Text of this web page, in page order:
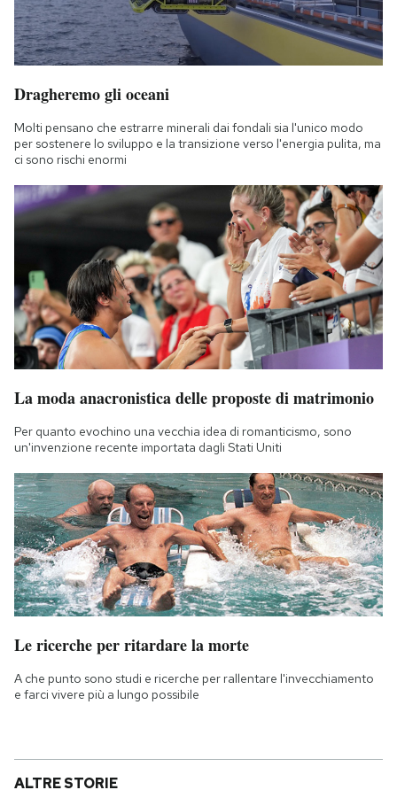
Dragheremo gli oceani
Molti pensano che estrarre minerali dai fondali sia l'unico modo
per sostenere lo sviluppo e la transizione verso l'energia pulita, ma
ci sono rischi enormi
La moda anacronistica delle proposte di matrimonio
Per quanto evochino una vecchia idea di romanticismo, sono
un'invenzione recente importata dagli Stati Uniti
Le ricerche per ritardare la morte
A che punto sono studi e ricerche per rallentare l'invecchiamento
e farci vivere più a lungo possibile
ALTRE STORIE